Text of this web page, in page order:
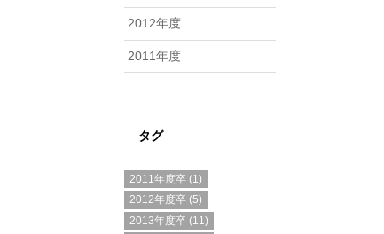
2012年度
2011年度
タグ
2011年度卒 (1)
2012年度卒 (5)
2013年度卒 (11)